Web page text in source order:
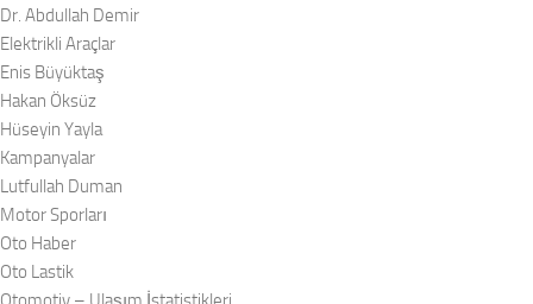
Dr. Abdullah Demir
Elektrikli Araçlar
Enis Büyüktaş
Hakan Öksüz
Hüseyin Yayla
Kampanyalar
Lutfullah Duman
Motor Sporları
Oto Haber
Oto Lastik